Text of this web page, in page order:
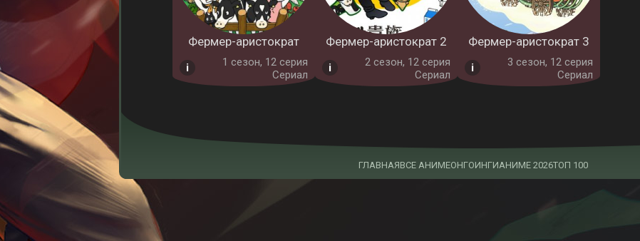
Фермер-аристократ
1 cезон, 12 серия
Сериал
Фермер-аристократ 2
2 cезон, 12 серия
Сериал
Фермер-аристократ 3
3 cезон, 12 серия
Сериал
ГЛАВНАЯВСЕ АНИМЕОНГОИНГИАНИМЕ 2026ТОП 100